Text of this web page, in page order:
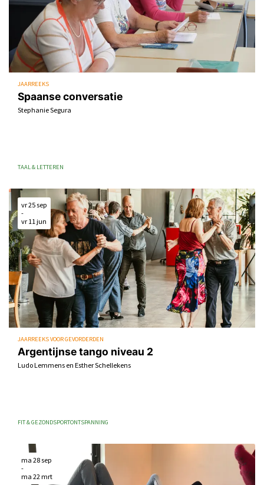
Spaanse conversatie
Stephanie Segura
JAARREEKS
TAAL & LETTEREN
Argentijnse tango niveau 2
Ludo Lemmens en Esther Schellekens
JAARREEKS VOOR GEVORDERDEN
vr 25 sep
-
vr 11 jun
FIT & GEZONDSPORTONTSPANNING
ma 28 sep
-
ma 22 mrt